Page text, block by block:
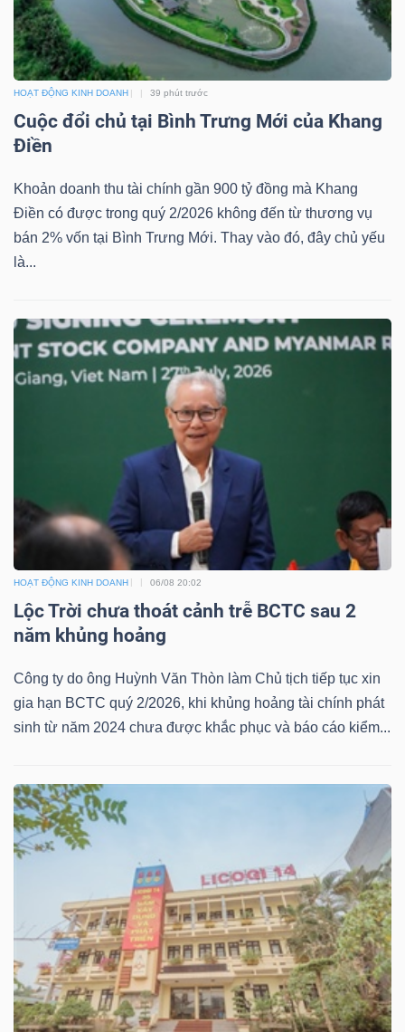
HOẠT ĐỘNG KINH DOANH 39 phút trước
Cuộc đổi chủ tại Bình Trưng Mới của Khang
Điền
Khoản doanh thu tài chính gần 900 tỷ đồng mà Khang
Điền có được trong quý 2/2026 không đến từ thương vụ
bán 2% vốn tại Bình Trưng Mới. Thay vào đó, đây chủ yếu
là...
HOẠT ĐỘNG KINH DOANH 06/08 20:02
Lộc Trời chưa thoát cảnh trễ BCTC sau 2
năm khủng hoảng
Công ty do ông Huỳnh Văn Thòn làm Chủ tịch tiếp tục xin
gia hạn BCTC quý 2/2026, khi khủng hoảng tài chính phát
sinh từ năm 2024 chưa được khắc phục và báo cáo kiểm...